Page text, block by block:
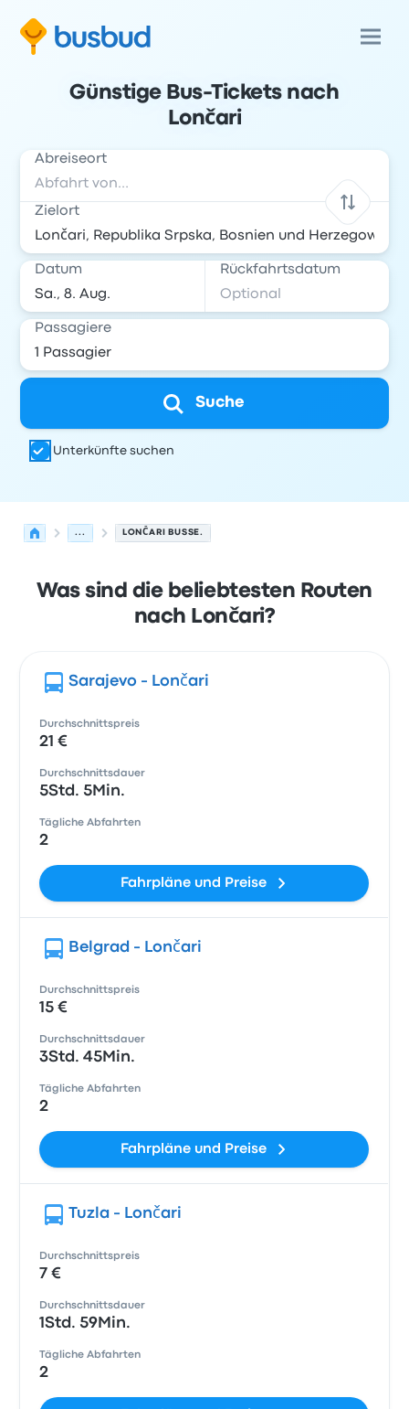
Günstige Bus-Tickets nach
Lončari
Abreiseort
Zielort
Datum Rückfahrtsdatum
Passagiere
Suche
Unterkünfte suchen
... LONČARI BUSSE.
Was sind die beliebtesten Routen
nach Lončari?
Sarajevo - Lončari
Durchschnittspreis
21 €
Durchschnittsdauer
5Std. 5Min.
Tägliche Abfahrten
2
Fahrpläne und Preise
Belgrad - Lončari
Durchschnittspreis
15 €
Durchschnittsdauer
3Std. 45Min.
Tägliche Abfahrten
2
Fahrpläne und Preise
Tuzla - Lončari
Durchschnittspreis
7 €
Durchschnittsdauer
1Std. 59Min.
Tägliche Abfahrten
2